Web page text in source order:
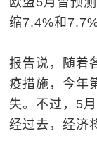
缩7.4%和
报告说，随着
疫措施，今年
失。不过，5
经过去，经济